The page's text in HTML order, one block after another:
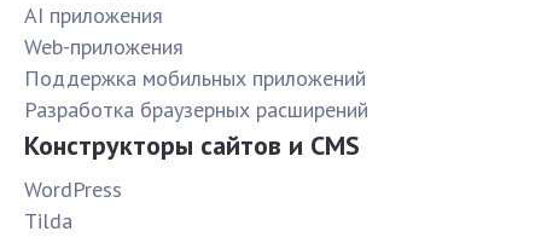
AI приложения
Web-приложения
Поддержка мобильных приложений
Разработка браузерных расширений
Конструкторы сайтов и CMS
WordPress
Tilda